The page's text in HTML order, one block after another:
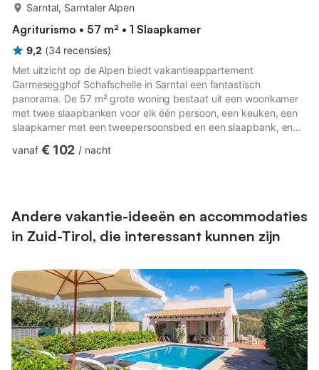
Sarntal, Sarntaler Alpen
Agriturismo • 57 m² • 1 Slaapkamer
9,2 (34 recensies)
Met uitzicht op de Alpen biedt vakantieappartement
Garmesegghof Schafschelle in Sarntal een fantastisch
panorama. De 57 m² grote woning bestaat uit een woonkamer
met twee slaapbanken voor elk één persoon, een keuken, een
slaapkamer met een tweepersoonsbed en een slaapbank, en
Jullie beschikken bovendien over twee privébalkons waar jullie
Roken en feesten zijn nie...
vanaf € 102 / nacht
Andere vakantie-ideeën en accommodaties
in Zuid-Tirol, die interessant kunnen zijn